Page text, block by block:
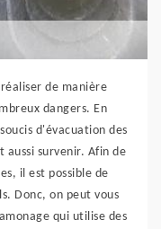
de manière
dangers. En
d'évacuation des
aussi survenir. Afin de
il est possible de
Donc, on peut vous
qui utilise des